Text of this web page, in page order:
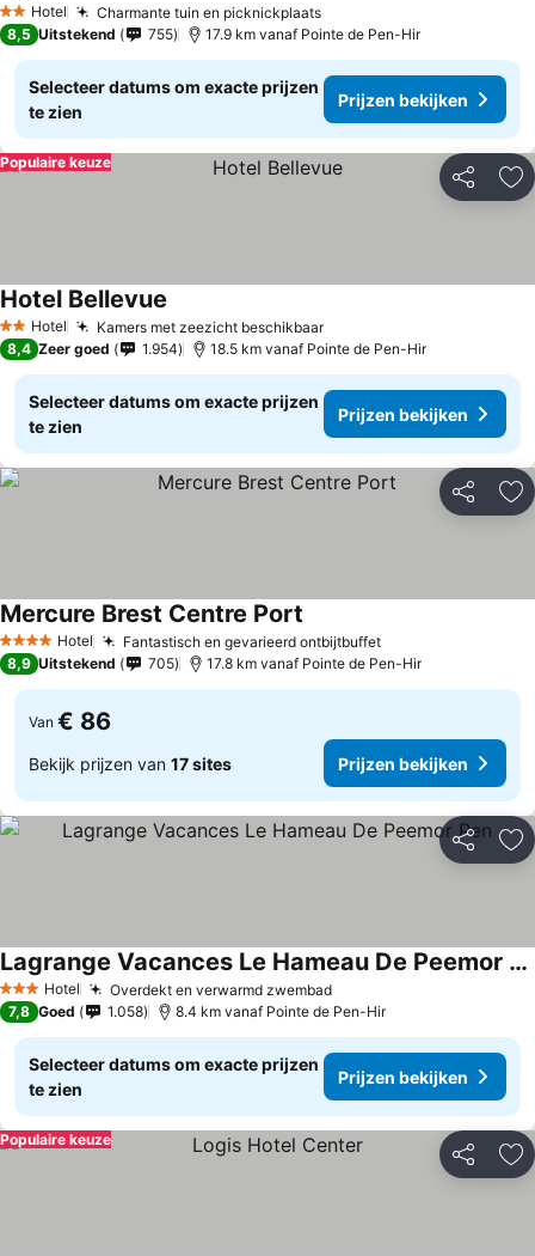
2 Sterren
Hotel Charmante tuin en picknickplaats
8,5 Uitstekend 755 17.9 km vanaf Pointe de Pen-Hir
Selecteer datums om exacte prijzen
te zien
Prijzen bekijken
Delen
Populaire keuze
2 Sterren
Hotel Kamers met zeezicht beschikbaar
Hotel Bellevue
8,4 Zeer goed 1.954 18.5 km vanaf Pointe de Pen-Hir
Selecteer datums om exacte prijzen
te zien
Prijzen bekijken
Delen
4 SterrenHotel Fantastisch en gevarieerd ontbijtbuffet
Mercure Brest Centre Port
8,9 Uitstekend 705 17.8 km vanaf Pointe de Pen-Hir
Van € 86
Bekijk prijzen van 17 sites Prijzen bekijken
Delen
3 SterrenHotel Overdekt en verwarmd zwembad
Lagrange Vacances Le Hameau De Peemor Pen
7,8 Goed 1.058 8.4 km vanaf Pointe de Pen-Hir
Selecteer datums om exacte prijzen
te zien
Prijzen bekijken
Delen
Populaire keuze